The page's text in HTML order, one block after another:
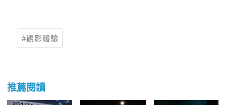
觀影體驗
推薦閱讀